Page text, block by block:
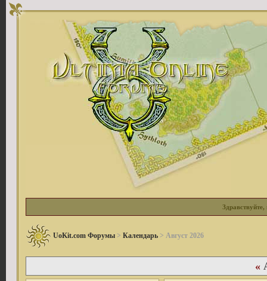
Здравствуйте,
UoKit.com Форумы > Календарь > Август 2026
«